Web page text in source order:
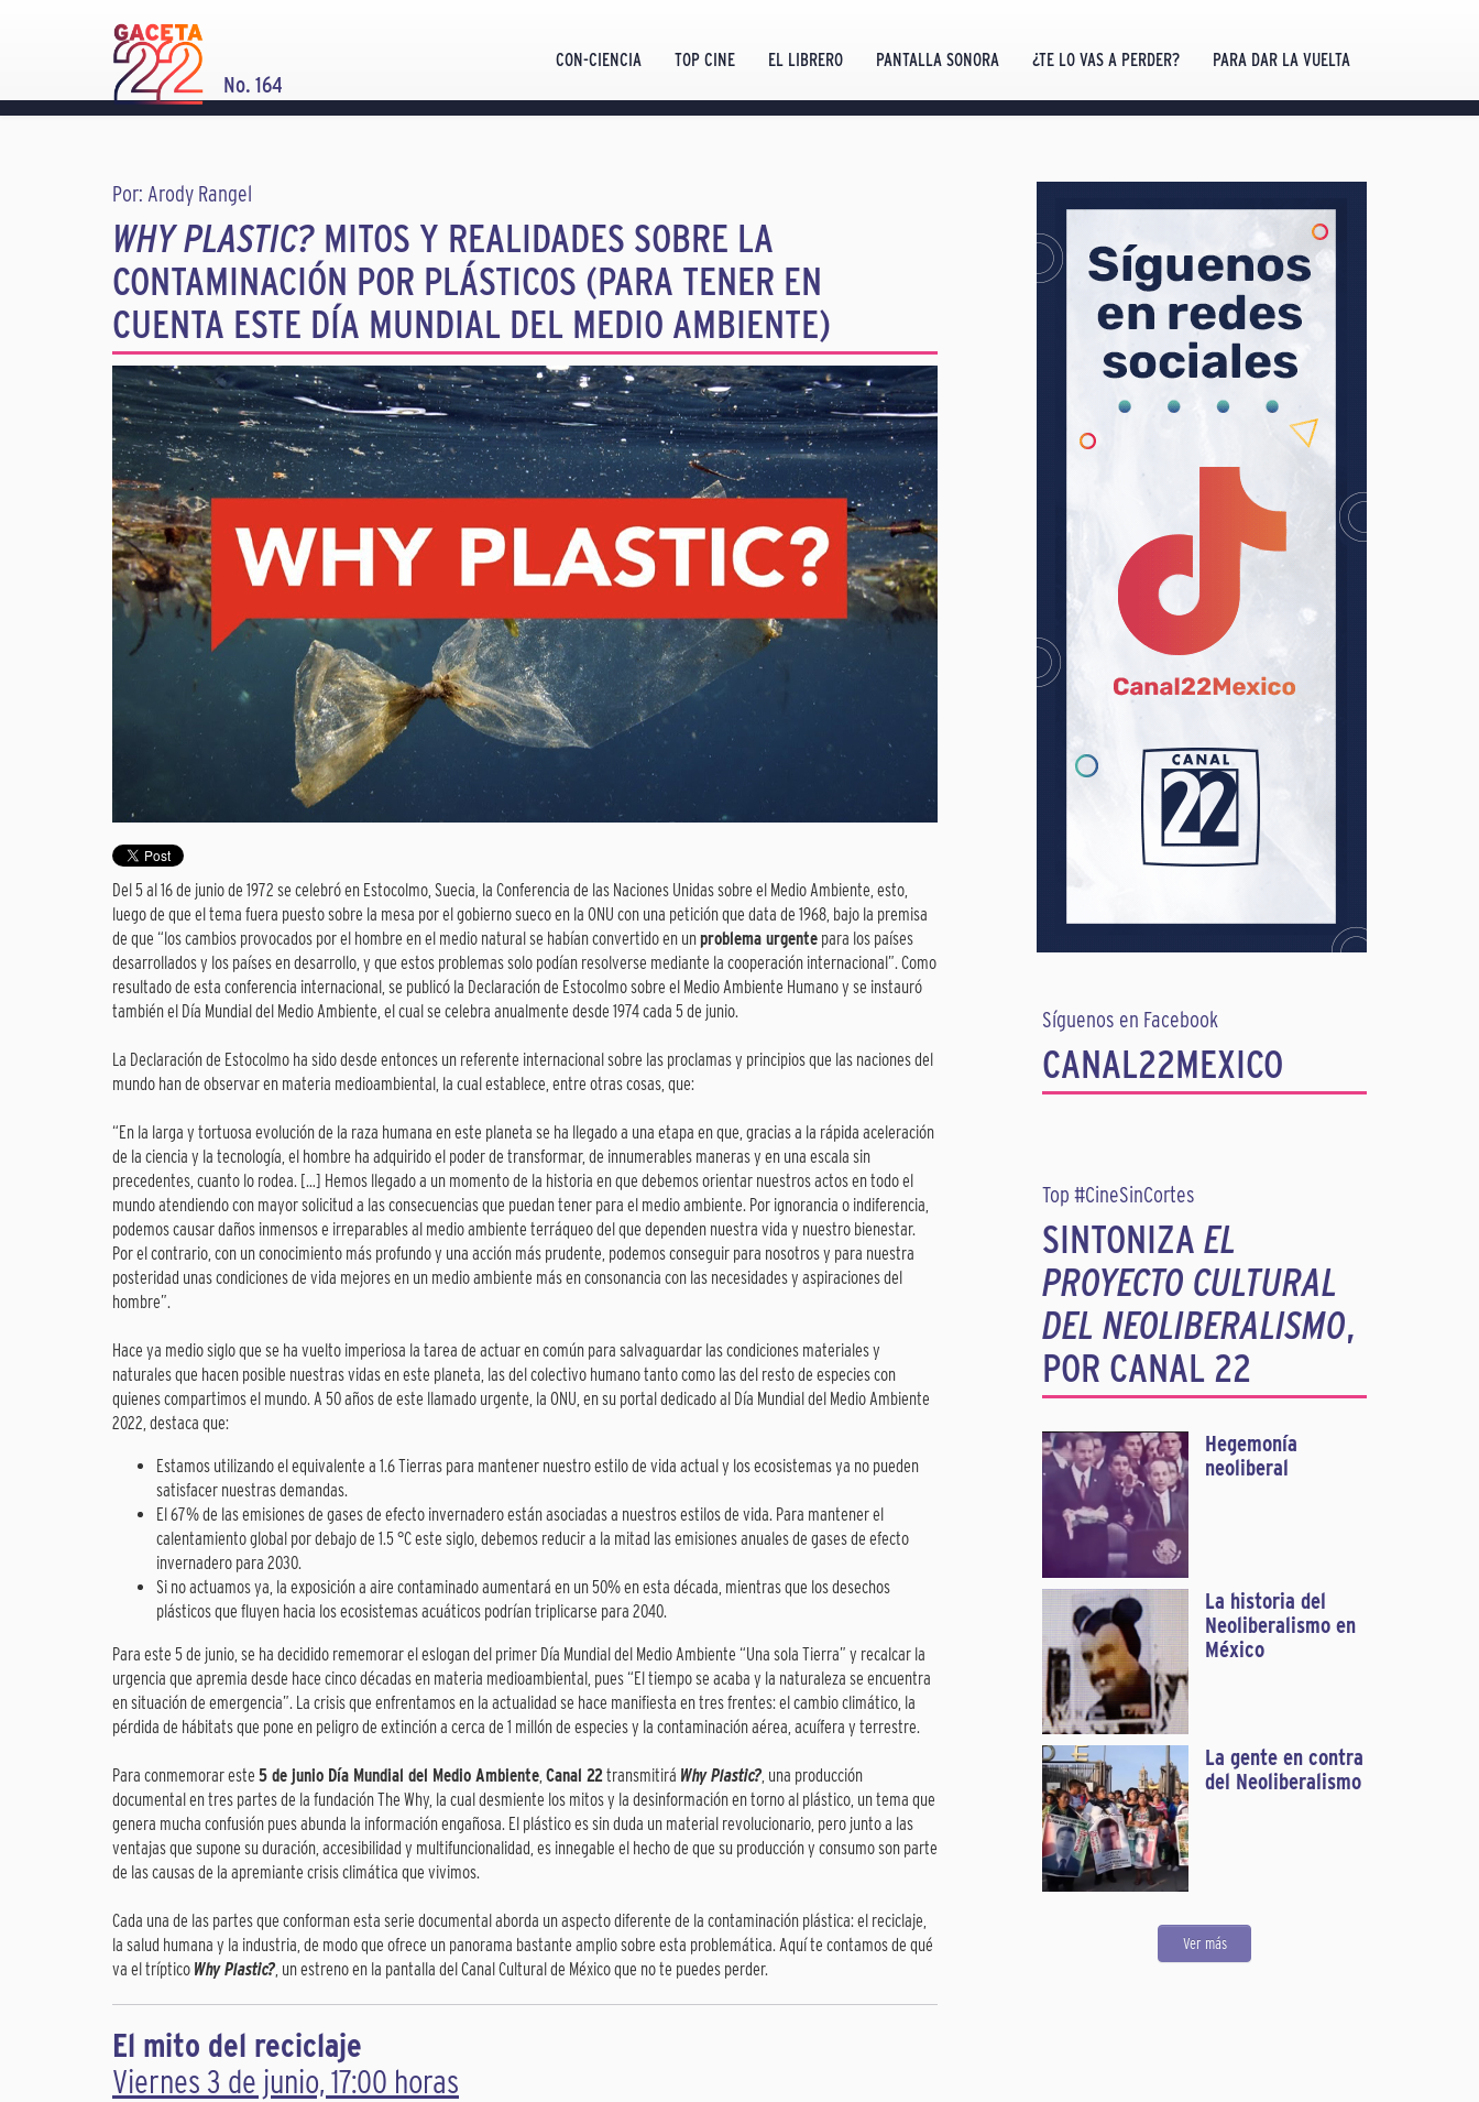
No. 164
PARA DAR LA VUELTA
¿TE LO VAS A PERDER?
PANTALLA SONORA
EL LIBRERO
TOP CINE
CON-CIENCIA
Por: Arody Rangel
WHY PLASTIC? MITOS Y REALIDADES SOBRE LA
CONTAMINACIÓN POR PLÁSTICOS (PARA TENER EN
CUENTA ESTE DÍA MUNDIAL DEL MEDIO AMBIENTE)
Del 5 al 16 de junio de 1972 se celebró en Estocolmo, Suecia, la Conferencia de las Naciones Unidas sobre el Medio Ambiente, esto,
luego de que el tema fuera puesto sobre la mesa por el gobierno sueco en la ONU con una petición que data de 1968, bajo la premisa
de que “los cambios provocados por el hombre en el medio natural se habían convertido en unproblema urgente para los países
desarrollados y los países en desarrollo, y que estos problemas solo podían resolverse mediante la cooperación internacional”. Como
resultado de esta conferencia internacional, se publicó la Declaración de Estocolmo sobre el Medio Ambiente Humano y se instauró
también el Día Mundial del Medio Ambiente, el cual se celebra anualmente desde 1974 cada 5 de junio.
La Declaración de Estocolmo ha sido desde entonces un referente internacional sobre las proclamas y principios que las naciones del
mundo han de observar en materia medioambiental, la cual establece, entre otras cosas, que:
“En la larga y tortuosa evolución de la raza humana en este planeta se ha llegado a una etapa en que, gracias a la rápida aceleración
de la ciencia y la tecnología, el hombre ha adquirido el poder de transformar, de innumerables maneras y en una escala sin
precedentes, cuanto lo rodea. […] Hemos llegado a un momento de la historia en que debemos orientar nuestros actos en todo el
mundo atendiendo con mayor solicitud a las consecuencias que puedan tener para el medio ambiente. Por ignorancia o indiferencia,
podemos causar daños inmensos e irreparables al medio ambiente terráqueo del que dependen nuestra vida y nuestro bienestar.
Por el contrario, con un conocimiento más profundo y una acción más prudente, podemos conseguir para nosotros y para nuestra
posteridad unas condiciones de vida mejores en un medio ambiente más en consonancia con las necesidades y aspiraciones del
hombre”.
Hace ya medio siglo que se ha vuelto imperiosa la tarea de actuar en común para salvaguardar las condiciones materiales y
naturales que hacen posible nuestras vidas en este planeta, las del colectivo humano tanto como las del resto de especies con
quienes compartimos el mundo. A 50 años de este llamado urgente, la ONU, en su portal dedicado al Día Mundial del Medio Ambiente
2022, destaca que:
Estamos utilizando el equivalente a 1.6 Tierras para mantener nuestro estilo de vida actual y los ecosistemas ya no pueden
satisfacer nuestras demandas.
El 67% de las emisiones de gases de efecto invernadero están asociadas a nuestros estilos de vida. Para mantener el
calentamiento global por debajo de 1.5 °C este siglo, debemos reducir a la mitad las emisiones anuales de gases de efecto
invernadero para 2030.
Si no actuamos ya, la exposición a aire contaminado aumentará en un 50% en esta década, mientras que los desechos
plásticos que fluyen hacia los ecosistemas acuáticos podrían triplicarse para 2040.
Para este 5 de junio, se ha decidido rememorar el eslogan del primer Día Mundial del Medio Ambiente “Una sola Tierra” y recalcar la
urgencia que apremia desde hace cinco décadas en materia medioambiental, pues “El tiempo se acaba y la naturaleza se encuentra
en situación de emergencia”. La crisis que enfrentamos en la actualidad se hace manifiesta en tres frentes: el cambio climático, la
pérdida de hábitats que pone en peligro de extinción a cerca de 1 millón de especies y la contaminación aérea, acuífera y terrestre.
Para conmemorar este 5 de junio Día Mundial del Medio Ambiente, Canal 22transmitirá Why Plastic?, una producción
documental en tres partes de la fundación The Why, la cual desmiente los mitos y la desinformación en torno al plástico, un tema que
genera mucha confusión pues abunda la información engañosa. El plástico es sin duda un material revolucionario, pero junto a las
ventajas que supone su duración, accesibilidad y multifuncionalidad, es innegable el hecho de que su producción y consumo son parte
de las causas de la apremiante crisis climática que vivimos.
Cada una de las partes que conforman esta serie documental aborda un aspecto diferente de la contaminación plástica: el reciclaje,
la salud humana y la industria, de modo que ofrece un panorama bastante amplio sobre esta problemática. Aquí te contamos de qué
va el tríptico Why Plastic?, un estreno en la pantalla del Canal Cultural de México que no te puedes perder.
El mito del reciclaje
Viernes 3 de junio, 17:00 horas
Síguenos en Facebook
CANAL22MEXICO
Top #CineSinCortes
SINTONIZA EL
PROYECTO CULTURAL
DEL NEOLIBERALISMO,
POR CANAL 22
Hegemonía
neoliberal
La historia del
Neoliberalismo en
México
La gente en contra
del Neoliberalismo
Ver más